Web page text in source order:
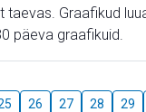
taevas. Graafikud
päeva graafikuid.
26 27 28 29